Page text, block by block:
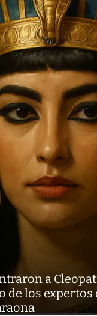
a
de los expertos